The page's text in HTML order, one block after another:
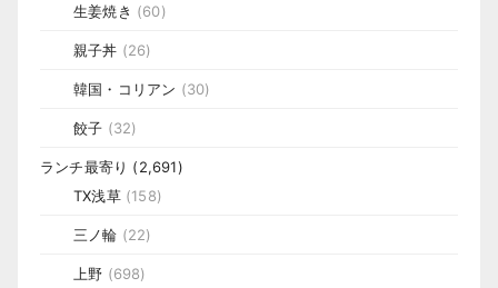
生姜焼き (60)
親子丼 (26)
韓国・コリアン (30)
餃子 (32)
ランチ最寄り (2,691)
TX浅草(158)
三ノ輪 (22)
上野 (698)